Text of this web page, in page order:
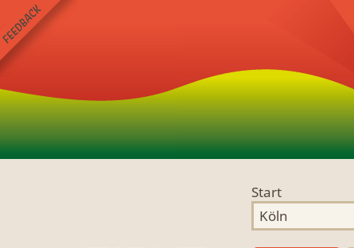
Start